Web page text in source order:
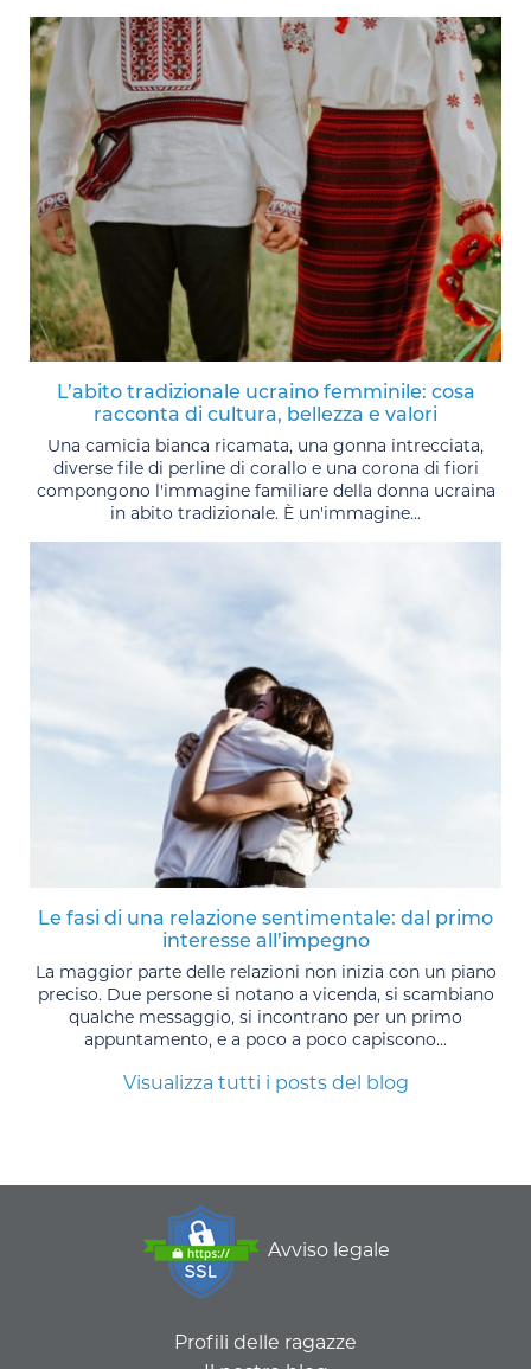
L’abito tradizionale ucraino femminile: cosa
racconta di cultura, bellezza e valori
Una camicia bianca ricamata, una gonna intrecciata,
diverse file di perline di corallo e una corona di fiori
compongono l'immagine familiare della donna ucraina
in abito tradizionale. È un'immagine...
Le fasi di una relazione sentimentale: dal primo
interesse all’impegno
La maggior parte delle relazioni non inizia con un piano
preciso. Due persone si notano a vicenda, si scambiano
qualche messaggio, si incontrano per un primo
appuntamento, e a poco a poco capiscono...
Visualizza tutti i posts del blog
Avviso legale
Profili delle ragazze